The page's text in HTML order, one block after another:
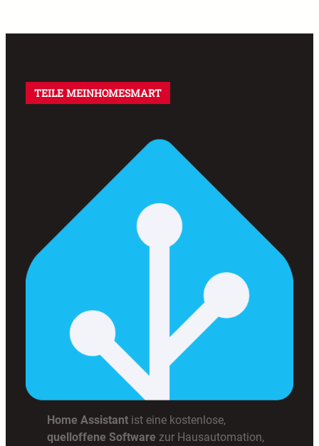
TEILE MEINHOMESMART
Home Assistant ist eine kostenlose,
quelloffene Software zur Hausautomation,